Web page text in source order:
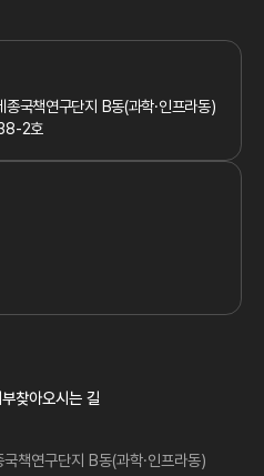
찾아오시는 길
책연구단지 B동(과학·인프라동)
종국책연구단지 B동(과학·인프라동)
2호